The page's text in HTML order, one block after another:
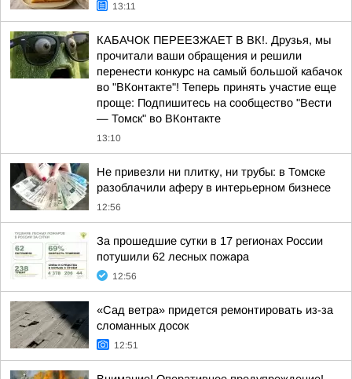
13:11
КАБАЧОК ПЕРЕЕЗЖАЕТ В ВК!. Друзья, мы
прочитали ваши обращения и решили
перенести конкурс на самый большой кабачок
во "ВКонтакте"! Теперь принять участие еще
проще: Подпишитесь на сообщество "Вести
— Томск" во ВКонтакте
13:10
Не привезли ни плитку, ни трубы: в Томске
разоблачили аферу в интерьерном бизнесе
12:56
За прошедшие сутки в 17 регионах России
потушили 62 лесных пожара
12:56
«Сад ветра» придется ремонтировать из-за
сломанных досок
12:51